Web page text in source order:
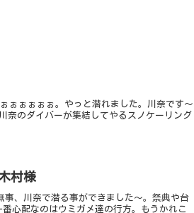
ぉぉぉぉ。やっと潜れました。川奈です～
奈のダイバーが集結してやるスノケーリング
村様
川奈で潜る事ができました～。祭典や台
心配なのはウミガメ達の行方。もうかれこ